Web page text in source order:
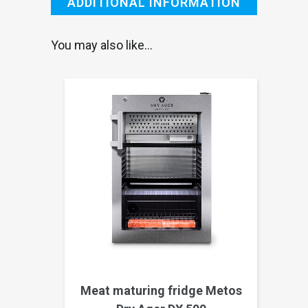
You may also like…
Meat maturing fridge Metos